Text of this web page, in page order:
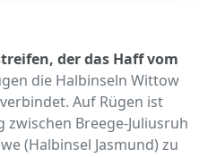
der das Haff vom
die Halbinseln Wittow
Auf Rügen ist
Breege-Juliusruh
(Halbinsel Jasmund) zu